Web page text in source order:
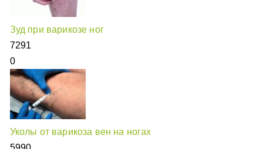
Зуд при варикозе ног
7291
0
Уколы от варикоза вен на ногах